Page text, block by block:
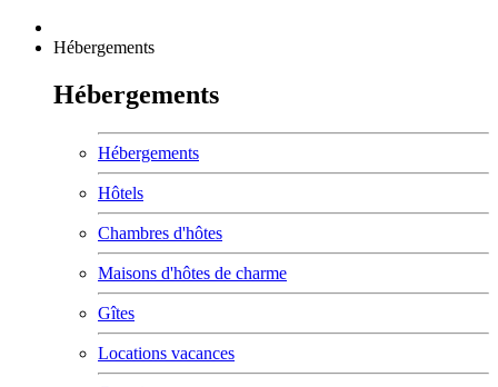
Hébergements
Hébergements
Hébergements
Hôtels
Chambres d'hôtes
Maisons d'hôtes de charme
Gîtes
Locations vacances